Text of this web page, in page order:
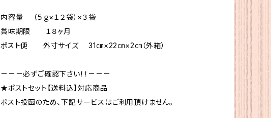
内容量 （５ｇ×１２袋）×３袋
賞味期限 １８ヶ月
ポスト便 外寸サイズ 31㎝×22㎝×2㎝（外箱）
－－－必ずご確認下さい！！－－－
★ポストセット【送料込】対応商品
ポスト投函のため、下記サービスはご利用頂けません。